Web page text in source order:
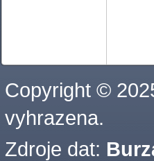
Copyright ©
vyhrazena.
Zdroje dat: